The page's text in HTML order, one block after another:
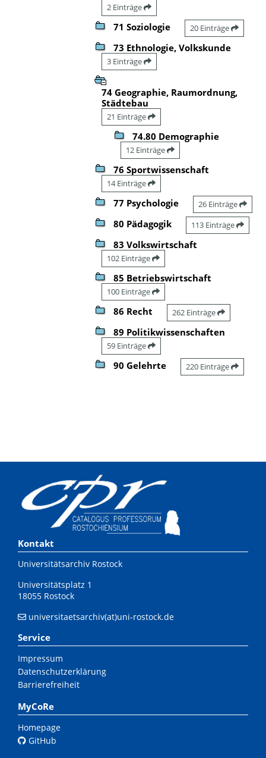
2 Einträge
71 Soziologie 20 Einträge
73 Ethnologie, Volkskunde
3 Einträge
74 Geographie, Raumordnung,
Städtebau
21 Einträge
74.80 Demographie
12 Einträge
76 Sportwissenschaft
14 Einträge
77 Psychologie 26 Einträge
80 Pädagogik 113 Einträge
83 Volkswirtschaft
102 Einträge
85 Betriebswirtschaft
100 Einträge
86 Recht 262 Einträge
89 Politikwissenschaften
59 Einträge
90 Gelehrte 220 Einträge
Kontakt
Universitätsarchiv Rostock
Universitätsplatz 1
18055 Rostock
universitaetsarchiv(at)uni-rostock.de
Service
Impressum
Datenschutzerklärung
Barrierefreiheit
MyCoRe
Homepage
GitHub